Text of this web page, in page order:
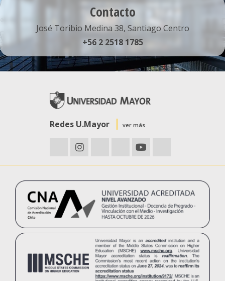
Contacto
José Toribio Medina 38, Santiago Centro
+56 2 2518 1785
Redes U.Mayor ver más